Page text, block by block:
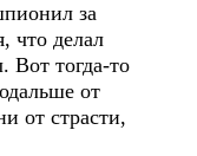
за
что делал
Вот тогда-то
от
от страсти,